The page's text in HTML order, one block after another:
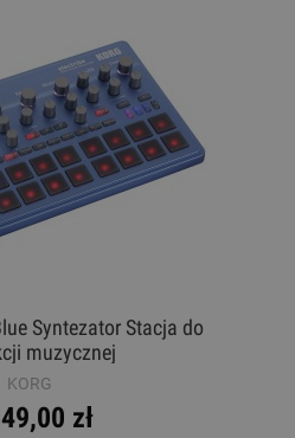
Syntezator Stacja do
muzycznej
KORG
zł